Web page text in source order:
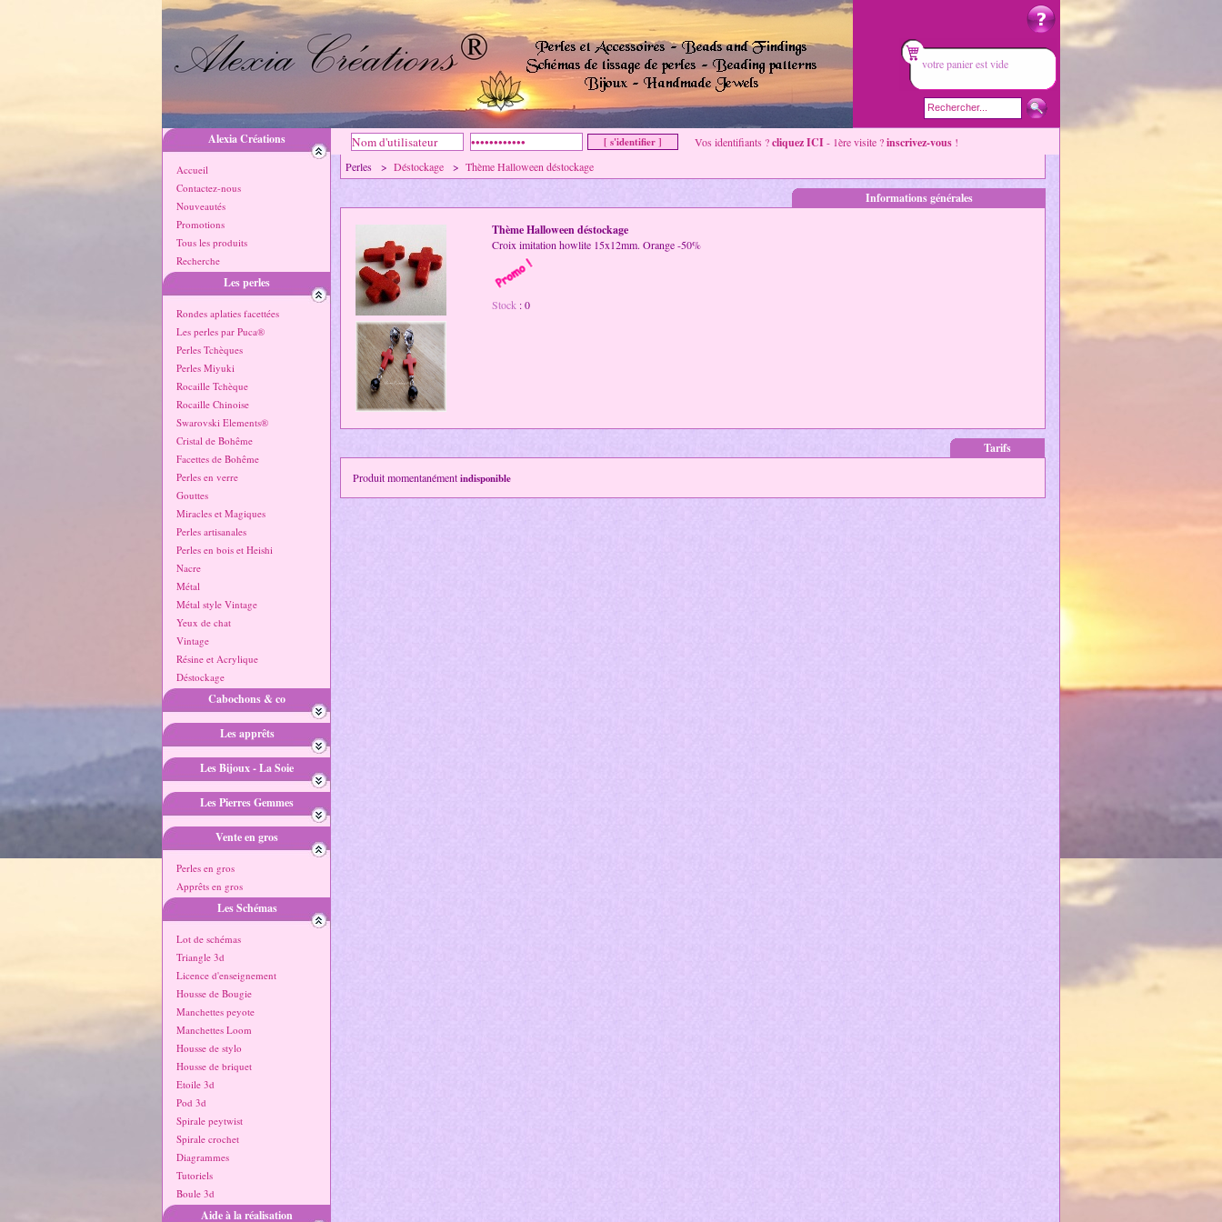
votre panier est vide
Alexia Créations
Accueil
Contactez-nous
Nouveautés
Promotions
Tous les produits
Recherche
Les perles
Rondes aplaties facettées
Les perles par Puca®
Perles Tchèques
Perles Miyuki
Rocaille Tchèque
Rocaille Chinoise
Swarovski Elements®
Cristal de Bohême
Facettes de Bohême
Perles en verre
Gouttes
Miracles et Magiques
Perles artisanales
Perles en bois et Heishi
Nacre
Métal
Métal style Vintage
Yeux de chat
Vintage
Résine et Acrylique
Déstockage
Cabochons & co
Les apprêts
Les Bijoux - La Soie
Les Pierres Gemmes
Vente en gros
Perles en gros
Apprêts en gros
Les Schémas
Lot de schémas
Triangle 3d
Licence d'enseignement
Housse de Bougie
Manchettes peyote
Manchettes Loom
Housse de stylo
Housse de briquet
Etoile 3d
Pod 3d
Spirale peytwist
Spirale crochet
Diagrammes
Tutoriels
Boule 3d
Aide à la réalisation
Vos identifiants ?cliquez ICI- 1ère visite ?inscrivez-vous !
Perles > Déstockage > Thème Halloween déstockage
Informations générales
Thème Halloween déstockage
Croix imitation howlite 15x12mm. Orange -50%
Stock : 0
Tarifs
Produit momentanémentindisponible